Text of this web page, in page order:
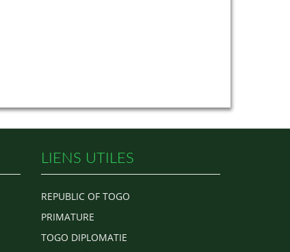
LIENS UTILES
REPUBLIC OF TOGO
PRIMATURE
TOGO DIPLOMATIE